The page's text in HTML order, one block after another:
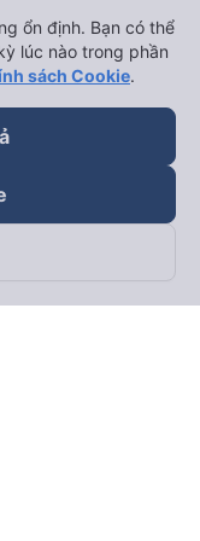
ổn định. Bạn có thể
lúc nào trong phần
sách Cookie.